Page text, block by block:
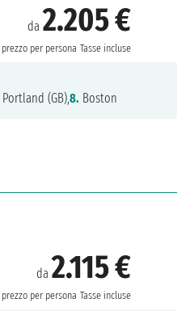
da2.205 €
prezzo per persona Tasse incluse
Portland (GB),8. Boston
da2.115 €
prezzo per persona Tasse incluse